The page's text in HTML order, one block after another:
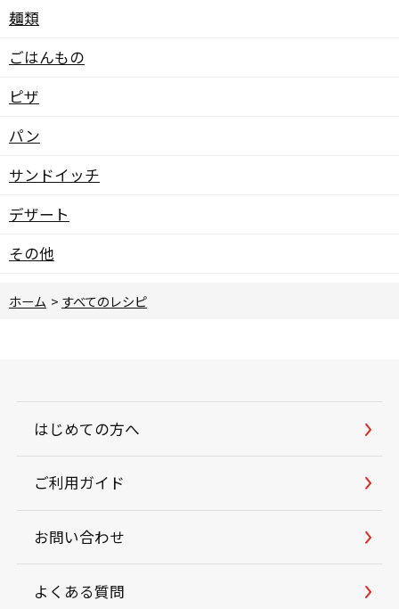
麺類
ごはんもの
ピザ
パン
サンドイッチ
デザート
その他
ホーム > すべてのレシピ
はじめての方へ
ご利用ガイド
お問い合わせ
よくある質問